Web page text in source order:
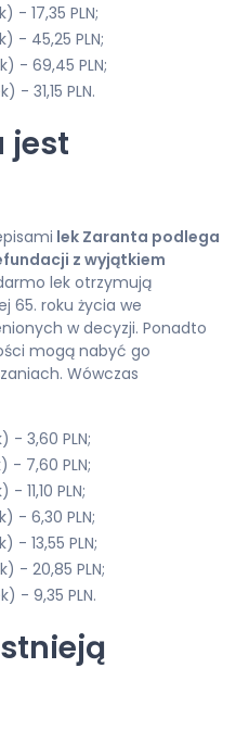
17,35 PLN;
- 45,25 PLN;
- 69,45 PLN;
31,15 PLN.
jest
lek Zaranta podlega
z wyjątkiem
lek otrzymują
65. roku życia we
w decyzji. Ponadto
mogą nabyć go
Wówczas
- 3,60 PLN;
- 7,60 PLN;
11,10 PLN;
- 6,30 PLN;
13,55 PLN;
- 20,85 PLN;
- 9,35 PLN.